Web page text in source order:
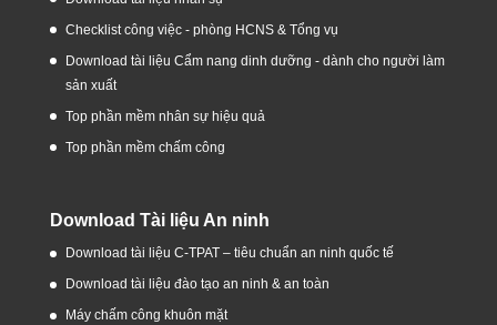
Checklist công việc - phòng HCNS & Tổng vụ
Download tài liệu Cẩm nang dinh dưỡng - dành cho người làm
sản xuất
Top phần mềm nhân sự hiệu quả
Top phần mềm chấm công
Download Tài liệu An ninh
Download tài liệu C-TPAT – tiêu chuẩn an ninh quốc tế
Download tài liệu đào tạo an ninh & an toàn
Máy chấm công khuôn mặt